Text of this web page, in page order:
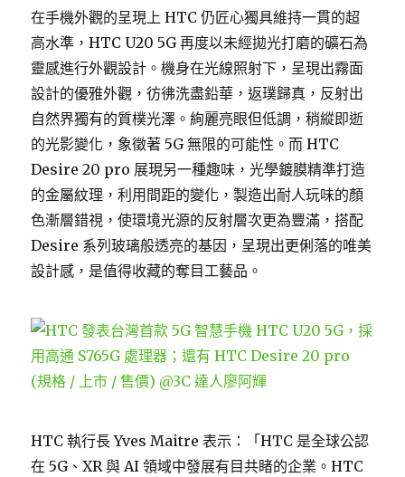
在手機外觀的呈現上 HTC 仍匠心獨具維持一貫的超
高水準，HTC U20 5G 再度以未經拋光打磨的礦石為
靈感進行外觀設計。機身在光線照射下，呈現出霧面
設計的優雅外觀，彷彿洗盡鉛華，返璞歸真，反射出
自然界獨有的質樸光澤。絢麗亮眼但低調，稍縱即逝
的光影變化，象徵著 5G 無限的可能性。而 HTC
Desire 20 pro 展現另一種趣味，光學鍍膜精準打造
的金屬紋理，利用間距的變化，製造出耐人玩味的顏
色漸層錯視，使環境光源的反射層次更為豐滿，搭配
Desire 系列玻璃般透亮的基因，呈現出更俐落的唯美
設計感，是值得收藏的奪目工藝品。
HTC 執行長 Yves Maitre 表示：「HTC 是全球公認
在 5G、XR 與 AI 領域中發展有目共睹的企業。HTC